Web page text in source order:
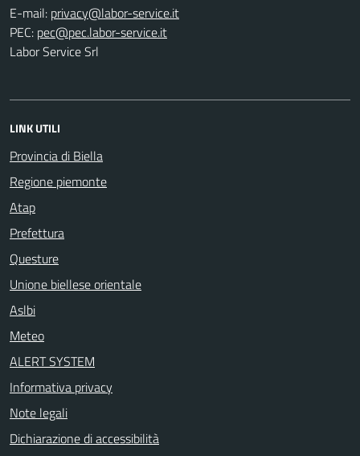
E-mail:
PEC:
Labor Service Srl
LINK UTILI
Provincia di Biella
Regione piemonte
Atap
Prefettura
Questure
Unione biellese orientale
Aslbi
Meteo
ALERT SYSTEM
Informativa privacy
Note legali
Dichiarazione di accessibilità